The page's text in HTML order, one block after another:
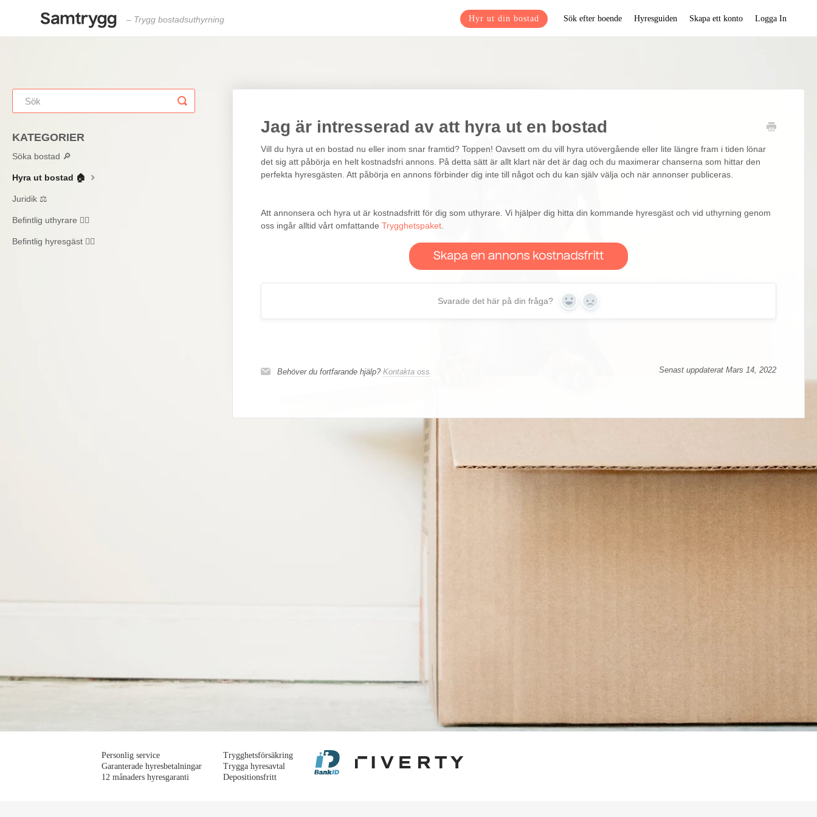
– Trygg bostadsuthyrning Hyr ut din bostad Sök efter boende Hyresguiden Skapa ett konto Logga In
Jag är intresserad av att hyra ut en bostad
Vill du hyra ut en bostad nu eller inom snar framtid? Toppen! Oavsett om du vill hyra utövergående eller lite längre fram i tiden lönar
det sig att påbörja en helt kostnadsfri annons. På detta sätt är allt klart när det är dag och du maximerar chanserna som hittar den
perfekta hyresgästen. Att påbörja en annons förbinder dig inte till något och du kan själv välja och när annonser publiceras.
Att annonsera och hyra ut är kostnadsfritt för dig som uthyrare. Vi hjälper dig hitta din kommande hyresgäst och vid uthyrning genom
oss ingår alltid vårt omfattandeTrygghetspaket
Svarade det här på din fråga? Yes No
Behöver du fortfarande hjälp?Kontakta oss Senast uppdaterat Mars 14, 2022
Toggle
Search
KATEGORIER
Söka bostad 🔎
Hyra ut bostad 🏠
Juridik ⚖️
Befintlig uthyrare 🙋‍♂️
Befintlig hyresgäst 🙋‍♀️
Personlig service
Garanterade hyresbetalningar
12 månaders hyresgaranti
Trygghetsförsäkring
Trygga hyresavtal
Depositionsfritt